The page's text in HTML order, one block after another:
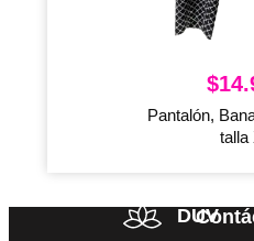
$
Pantalón,
talla
DUV